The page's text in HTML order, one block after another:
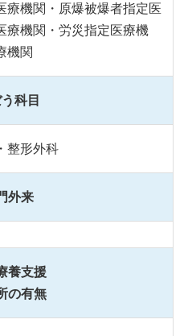
療機関・原爆被爆者指定医
療機関・労災指定医療機
機関
科目
整形外科
外来
養支援
の有無